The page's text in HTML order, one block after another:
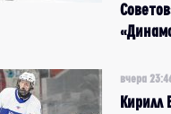
вчера
Кирилл